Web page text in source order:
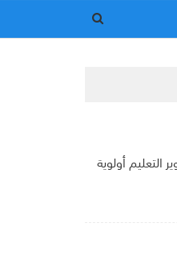
التعليم أولوية